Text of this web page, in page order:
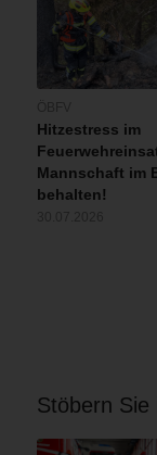
Hitzestress im
Mannschaft im
behalten!
Stöbern